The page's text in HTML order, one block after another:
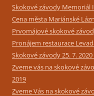
Skokové závody Memoriál
Cena města Mariánské
Prvomájové skokové
Pronájem restaurace
Skokové závody 25. 7.
Zveme vás na skokové
2019
Zveme Vás na skokové